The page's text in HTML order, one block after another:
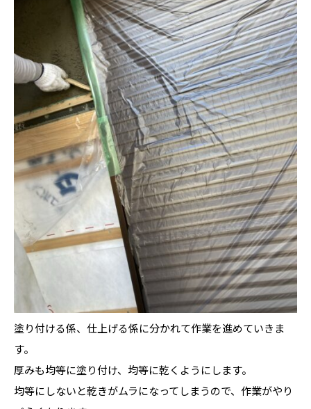
塗り付ける係、仕上げる係に分かれて作業を進めていきま
す。
厚みも均等に塗り付け、均等に乾くようにします。
均等にしないと乾きがムラになってしまうので、作業がやり